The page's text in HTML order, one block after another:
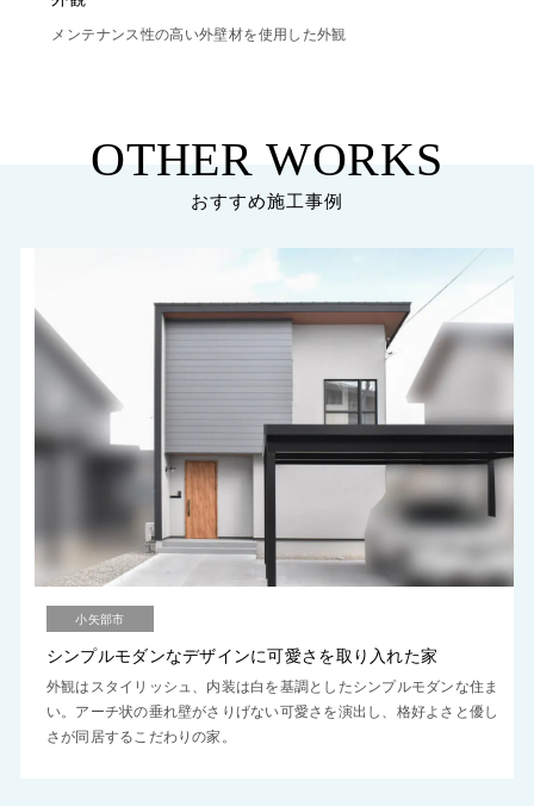
メンテナンス性の高い外壁材を使用した外観
OTHER WORKS
おすすめ施工事例
小矢部市
シンプルモダンなデザインに可愛さを取り入れた家
外観はスタイリッシュ、内装は白を基調としたシンプルモダンな住ま
い。アーチ状の垂れ壁がさりげない可愛さを演出し、格好よさと優し
さが同居するこだわりの家。